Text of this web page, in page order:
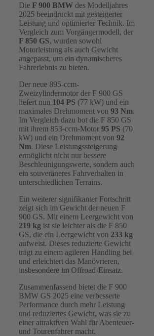
Die F 900 BMW des Modelljahres
2025 beeindruckt mit gesteigerter
Leistung und optimierter Technik. Im
Vergleich zum Vorgängermodell, der
F 850 GS, wurden sowohl
Motorleistung als auch Gewicht
angepasst, um ein dynamischeres
Fahrerlebnis zu bieten.
Der neue 895-ccm-
Zweizylindermotor der F 900 GS
liefert nun 104 PS (77 kW) und ein
maximales Drehmoment von 93 Nm.
Im Vergleich dazu bot die F 850 GS
mit ihrem 853-ccm-Motor 95 PS (70
kW) und ein Drehmoment von 92
Nm. Diese Leistungssteigerung
ermöglicht nicht nur bessere
Beschleunigungswerte, sondern auch
ein souveräneres Fahrverhalten in
unterschiedlichen Terrains.
Ein weiterer signifikanter Fortschritt
zeigt sich im Gewicht der neuen F
900 GS. Mit einem Leergewicht von
219 kg ist sie leichter als die F 850
GS, die ein Leergewicht von 233 kg
aufweist. Dieses reduzierte Gewicht
trägt zu einem agileren Handling bei
und erleichtert das Manövrieren,
insbesondere im Offroad-Einsatz.
Zusammenfassend bietet die F 900
BMW GS 2025 eine verbesserte
Performance durch mehr Leistung
und reduziertes Gewicht, was sie zu
einer attraktiven Wahl für Abenteuer-
und Tourenfahrer macht.